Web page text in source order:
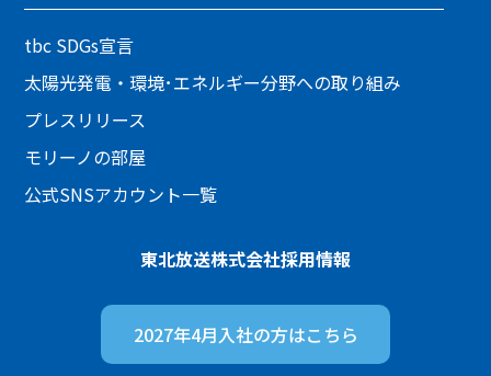
tbc SDGs宣言
太陽光発電・環境･エネルギー分野への取り組み
プレスリリース
モリーノの部屋
公式SNSアカウント一覧
東北放送株式会社採用情報
2027年4月入社の方はこちら